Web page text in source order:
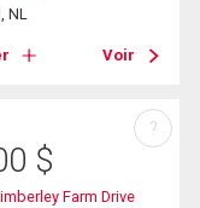
NL
Voir
$
Farm Drive
?